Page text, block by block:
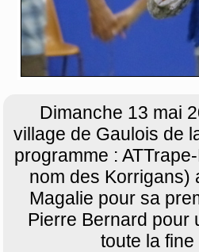
Dimanche 13 mai
village de Gaulois de
programme :
nom des Korrigans)
Magalie pour sa
Pierre Bernard pour
toute la